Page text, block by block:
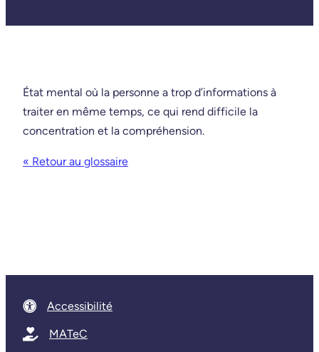
État mental où la personne a trop d’informations à
traiter en même temps, ce qui rend difficile la
concentration et la compréhension.
« Retour au glossaire
Accessibilité
MATeC